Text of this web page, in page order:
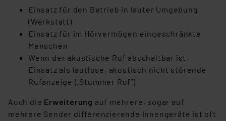
Einsatz für den Betrieb in lauter Umgebung
(Werkstatt)
Einsatz für im Hörvermögen eingeschränkte
Menschen
Wenn der akustische Ruf abschaltbar ist,
Einsatz als lautlose, akustisch nicht störende
Rufanzeige („Stummer Ruf”)
Auch die Erweiterung auf mehrere, sogar auf
mehrere Sender differenzierende Innengeräte ist oft